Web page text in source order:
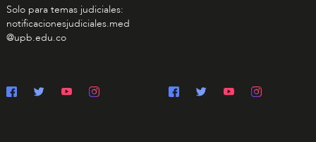
Solo para temas judiciales:
notificacionesjudiciales.med
@upb.edu.co